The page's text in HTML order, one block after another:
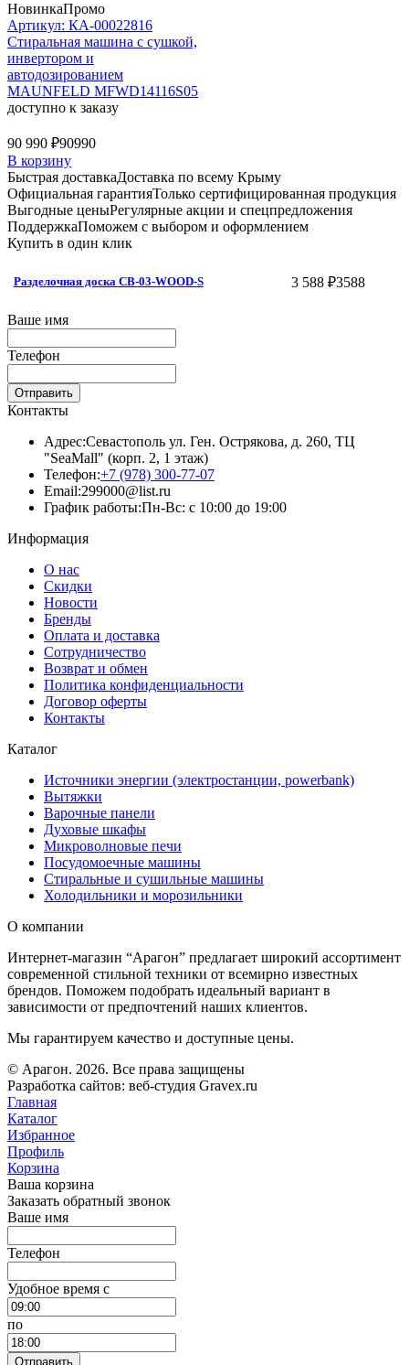
НовинкаПромо
Артикул: КА-00022816
Стиральная машина c сушкой,
инвертором и
автодозированием
MAUNFELD MFWD14116S05
доступно к заказу
90 990 ₽90990
В корзину
Быстрая доставкаДоставка по всему Крыму
Официальная гарантияТолько сертифицированная продукция
Выгодные ценыРегулярные акции и спецпредложения
ПоддержкаПоможем с выбором и оформлением
Купить в один клик
Разделочная доска CB-03-WOOD-S 3 588 ₽3588
Ваше имя
Телефон
Отправить
Контакты
Адрес:Севастополь ул. Ген. Острякова, д. 260, ТЦ
"SeaMall" (корп. 2, 1 этаж)
Телефон:+7 (978) 300-77-07
Email:299000@list.ru
График работы:Пн-Вс: с 10:00 до 19:00
Информация
О нас
Скидки
Новости
Бренды
Оплата и доставка
Сотрудничество
Возврат и обмен
Политика конфиденциальности
Договор оферты
Контакты
Каталог
Источники энергии (электростанции, powerbank)
Вытяжки
Варочные панели
Духовые шкафы
Микроволновые печи
Посудомоечные машины
Стиральные и сушильные машины
Холодильники и морозильники
О компании
Интернет-магазин “Арагон” предлагает широкий ассортимент
современной стильной техники от всемирно известных
брендов. Поможем подобрать идеальный вариант в
зависимости от предпочтений наших клиентов.
Мы гарантируем качество и доступные цены.
© Арагон. 2026. Все права защищены
Разработка сайтов: веб-студия Gravex.ru
Главная
Каталог
Избранное
Профиль
Корзина
Ваша корзина
Заказать обратный звонок
Ваше имя
Телефон
Удобное время c
по
Отправить